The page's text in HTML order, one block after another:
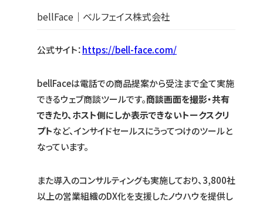
bellFace｜ベルフェイス株式会社
公式サイト：https://bell-face.com/
bellFaceは電話での商品提案から受注まで全て実施
できるウェブ商談ツールです。商談画面を撮影・共有
できたり、ホスト側にしか表示できないトークスクリ
プトなど、インサイドセールスにうってつけのツールと
なっています。
また導入のコンサルティングも実施しており、3,800社
以上の営業組織のDX化を支援したノウハウを提供し